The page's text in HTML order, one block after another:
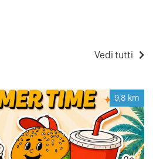
Vedi tutti
9,8 km